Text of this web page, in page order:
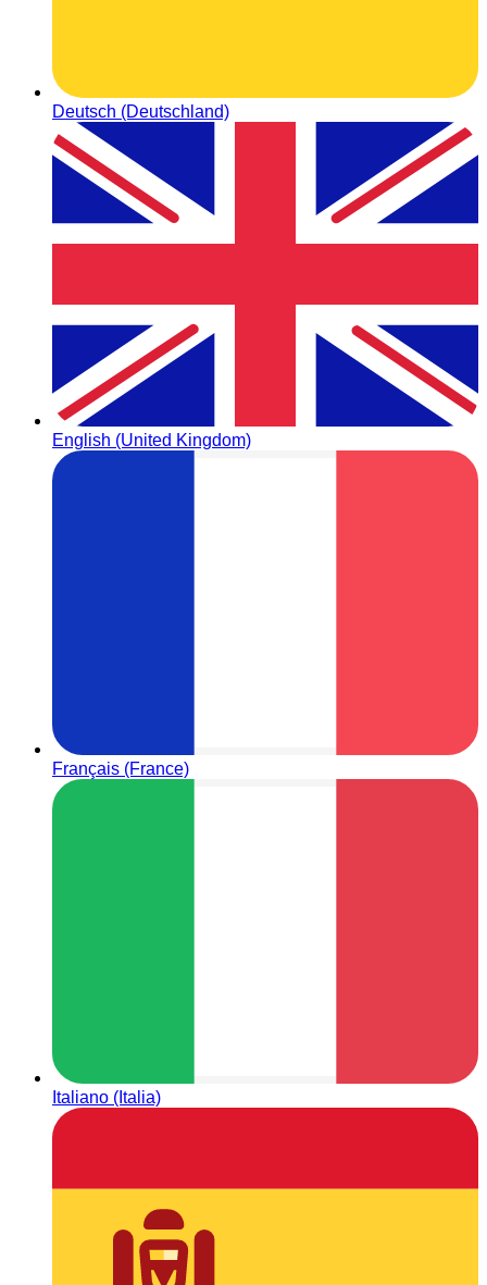
Deutsch (Deutschland)
English (United Kingdom)
Français (France)
Italiano (Italia)